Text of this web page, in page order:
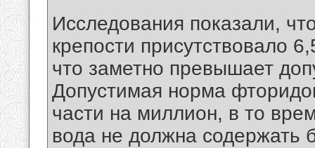
Исследования показали,
крепости присутствовало
что заметно превышает
Допустимая норма
части на миллион, в то
вода не должна содержать